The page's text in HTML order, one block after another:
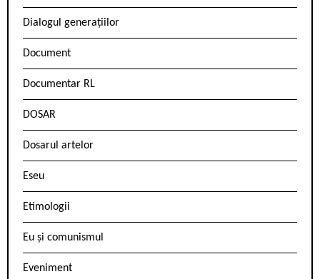
Dialogul generațiilor
Document
Documentar RL
DOSAR
Dosarul artelor
Eseu
Etimologii
Eu și comunismul
Eveniment